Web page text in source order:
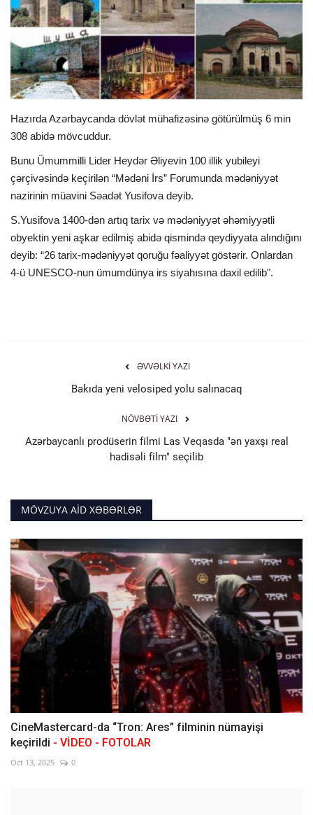
İDMAN
FORMULA 1
DÜNYA
ANALİTİKA
Multimedia
Hazırda Azərbaycanda dövlət mühafizəsinə götürülmüş 6 min
308 abidə mövcuddur.
Bunu Ümummilli Lider Heydər Əliyevin 100 illik yubileyi
çərçivəsində keçirilən “Mədəni İrs” Forumunda mədəniyyət
nazirinin müavini Səadət Yusifova deyib.
S.Yusifova 1400-dən artıq tarix və mədəniyyət əhəmiyyətli
obyektin yeni aşkar edilmiş abidə qismində qeydiyyata alındığını
deyib: “26 tarix-mədəniyyət qoruğu fəaliyyət göstərir. Onlardan
4-ü UNESCO-nun ümumdünya irs siyahısına daxil edilib".
ƏVVƏLKI YAZI
Bakıda yeni velosiped yolu salınacaq
NÖVBƏTI YAZI
Azərbaycanlı prodüserin filmi Las Veqasda "ən yaxşı real
hadisəli film" seçilib
MÖVZUYA AID XƏBƏRLƏR
CineMastercard-da “Tron: Ares” filminin nümayişi
keçirildi - VİDEO - FOTOLAR
Oct 13, 2025 0